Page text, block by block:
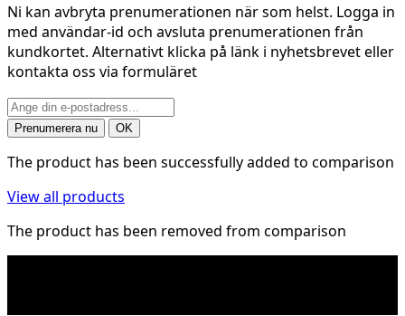
Ni kan avbryta prenumerationen när som helst. Logga in
med användar-id och avsluta prenumerationen från
kundkortet. Alternativt klicka på länk i nyhetsbrevet eller
kontakta oss via formuläret
The product has been successfully added to comparison
View all products
The product has been removed from comparison